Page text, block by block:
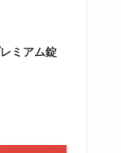
ミアム錠